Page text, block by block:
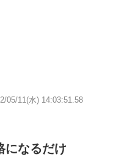
05/11(水) 14:03:51.58
になるだけ